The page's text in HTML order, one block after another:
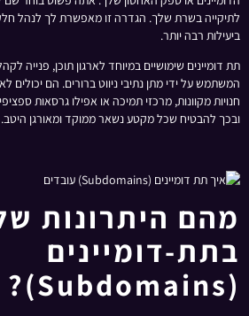
לתיקייה בשרת שלך. הגדרה זו מאפשרת לך לנהל
ביעילות רבה יותר.
תת דומיינים שימושיים במיוחד לארגון תוכן, פנייה
המשתמש על ידי מתן נתיבי ניווט ברורים. הם יכולים
חנויות מקוונות, מרכזי תמיכה או אפילו גרסאות
ובכך להבטיח שכל מקטע נשאר ממוקד ומאורגן היטב.
מהם היתרונות
בתת-דומיינים
(Subdomains)?